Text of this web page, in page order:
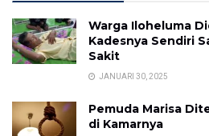
Warga Iloheluma
Kadesnya Sendiri
Sakit
JANUARI 30, 2025
Pemuda Marisa
di Kamarnya